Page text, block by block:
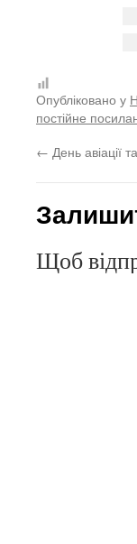
Опубліковано у
постійне
← День авіації
Щоб